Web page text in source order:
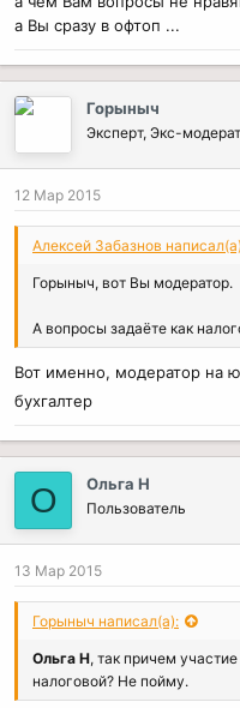
а Вы сразу в офтоп ...
Горыныч
Эксперт, Экс-
12 Мар 2015
Алексей Забазнов
Горыныч, вот Вы модератор.
А вопросы задаёте как
Вот именно, модератор на
бухгалтер
О Ольга Н
Пользователь
13 Мар 2015
Горыныч написал(а):
Ольга Н, так причем
налоговой? Не пойму.